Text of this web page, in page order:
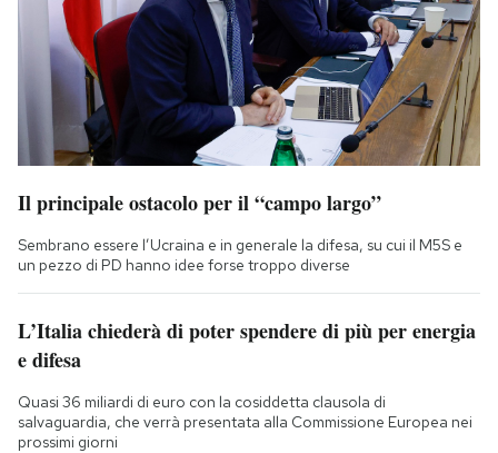
Il principale ostacolo per il “campo largo”
Sembrano essere l’Ucraina e in generale la difesa, su cui il M5S e
un pezzo di PD hanno idee forse troppo diverse
L’Italia chiederà di poter spendere di più per energia
e difesa
Quasi 36 miliardi di euro con la cosiddetta clausola di
salvaguardia, che verrà presentata alla Commissione Europea nei
prossimi giorni